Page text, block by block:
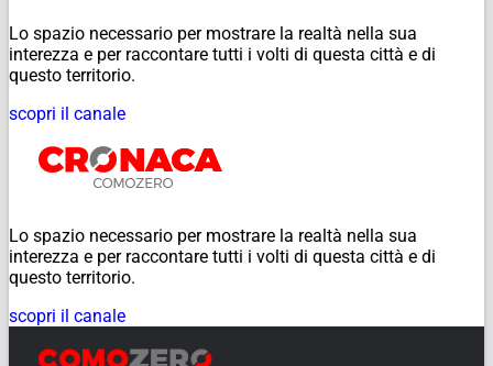
Lo spazio necessario per mostrare la realtà nella sua
interezza e per raccontare tutti i volti di questa città e di
questo territorio.
scopri il canale
Lo spazio necessario per mostrare la realtà nella sua
interezza e per raccontare tutti i volti di questa città e di
questo territorio.
scopri il canale